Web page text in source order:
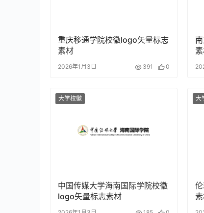
重庆移通学院校徽logo矢量标志
素材
2026年1月3日 391 0
大学校徽
中国传媒大学海南国际学院校徽
logo矢量标志素材
大